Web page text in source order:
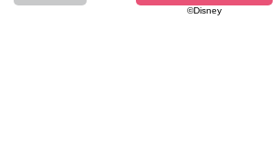
©Disney